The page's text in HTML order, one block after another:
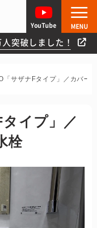
突破しました！
YouTube MENU
「サザナFタイプ」／カバー
イプ」／
栓